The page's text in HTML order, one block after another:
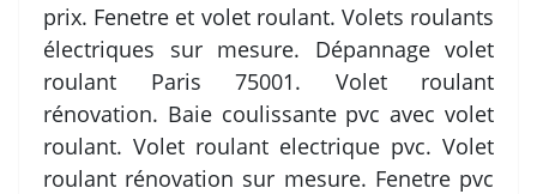
prix. Fenetre et volet roulant. Volets roulants
électriques sur mesure. Dépannage volet
roulant Paris 75001. Volet roulant
rénovation. Baie coulissante pvc avec volet
roulant. Volet roulant electrique pvc. Volet
roulant rénovation sur mesure. Fenetre pvc